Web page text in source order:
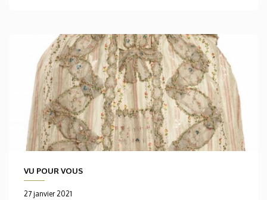
VU POUR VOUS
27 janvier 2021